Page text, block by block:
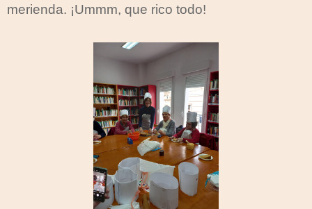
merienda. ¡Ummm, que rico todo!